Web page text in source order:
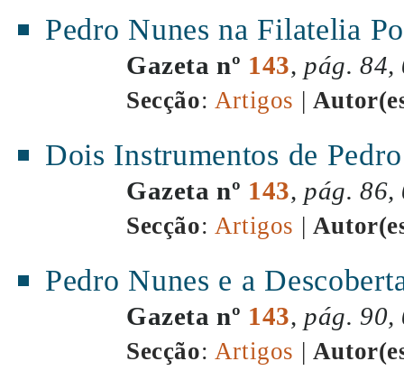
Pedro Nunes na Filatelia
Gazeta nº 143, pág. 84,
Secção: Artigos |
Dois Instrumentos de
Gazeta nº 143, pág. 86,
Secção: Artigos |
Pedro Nunes e a
Gazeta nº 143, pág. 90,
Secção: Artigos |